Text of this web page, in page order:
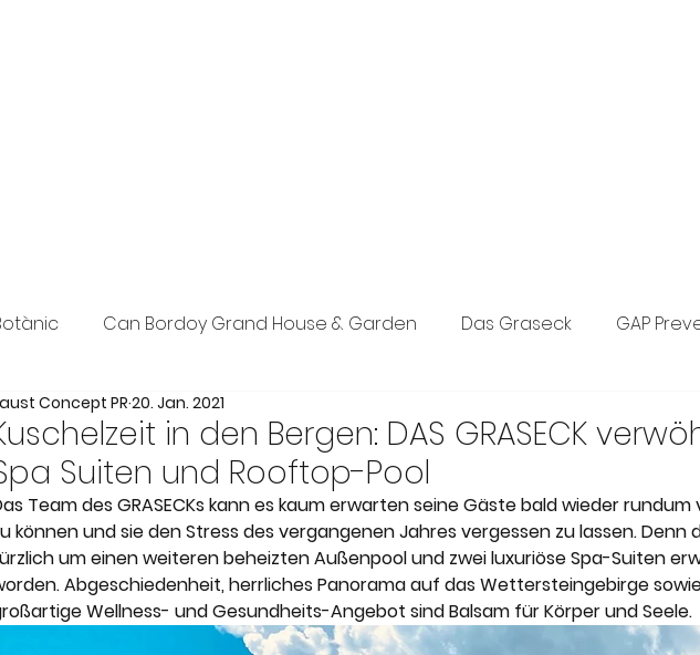
Beratung in den Bereichen Tourismus, Hotel, Wellness und Lifestyle.
PR im Print Bereich, Events sowie Social Media.
Can Bordoy Grand House & Garden Das Graseck GAP
Collection Faust Concept PR
Wine Hotel & Winery Karriere Lefay Resorts Maslina Resort
Country House Vestige Collection The Thinking Traveller
in den Bergen: DAS GRASECK
Suiten und Rooftop-Pool
Concept PR 20. Jan. 2021
Team des GRASECKs kann es kaum erwarten seine Gäste bald wieder
können und sie den Stress des vergangenen Jahres vergessen zu lassen. Denn
um einen weiteren beheizten Außenpool und zwei luxuriöse Spa-Suiten
Abgeschiedenheit, herrliches Panorama auf das Wettersteingebirge
Wellness- und Gesundheits-Angebot sind Balsam für Körper und Seele.